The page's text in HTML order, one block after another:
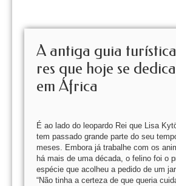
A antiga guia
res que hoje se
em África
É ao lado do leopardo Rei que Lisa
tem passado grande parte do seu
meses. Embora já trabalhe com os
há mais de uma década, o felino foi o
espécie que acolheu a pedido de um
“Não tinha a certeza de que queria